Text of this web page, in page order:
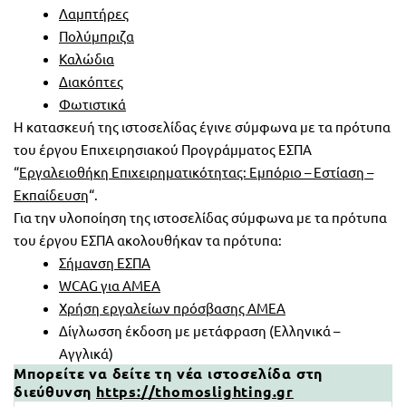
Λαμπτήρες
Πολύμπριζα
Καλώδια
Διακόπτες
Φωτιστικά
Η κατασκευή της ιστοσελίδας έγινε σύμφωνα με τα πρότυπα
του έργου Επιχειρησιακού Προγράμματος ΕΣΠΑ
“Εργαλειοθήκη Επιχειρηματικότητας: Εμπόριο – Εστίαση –
Εκπαίδευση“.
Για την υλοποίηση της ιστοσελίδας σύμφωνα με τα πρότυπα
του έργου ΕΣΠΑ ακολουθήκαν τα πρότυπα:
Σήμανση ΕΣΠΑ
WCAG για ΑΜΕΑ
Χρήση εργαλείων πρόσβασης ΑΜΕΑ
Δίγλωσση έκδοση με μετάφραση (Ελληνικά –
Αγγλικά)
Μπορείτε να δείτε τη νέα ιστοσελίδα στη
διεύθυνση https://thomoslighting.gr